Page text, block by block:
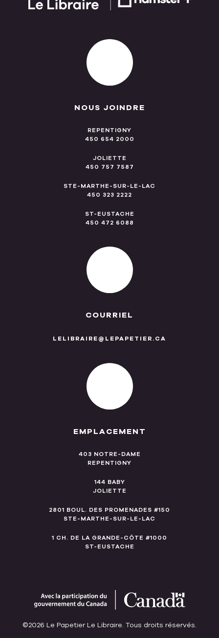
NOUS JOINDRE
REPENTIGNY
450 654 2000
JOLIETTE
450 757 7587
STE-MARTHE-SUR-LE-LAC
450 323 2222
ST-EUSTACHE
450 472 6088
COURRIEL
LELIBRAIRE@LEPAPETIER.CA
EMPLACEMENT
403 NOTRE-DAME
REPENTIGNY
144 BABY
JOLIETTE
2801 BOUL. DES PROMENADES #150
STE-MARTHE-SUR-LE-LAC
1 CH. DE LA GRANDE-CÔTE #1000
ST-EUSTACHE
©2026 Le Papetier Le Libraire. Tous droits réservés.